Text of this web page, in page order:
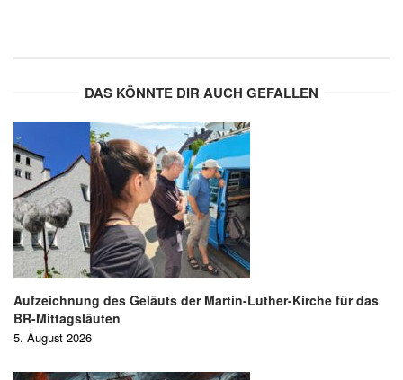
DAS KÖNNTE DIR AUCH GEFALLEN
Aufzeichnung des Geläuts der Martin-Luther-Kirche für das
BR-Mittagsläuten
5. August 2026